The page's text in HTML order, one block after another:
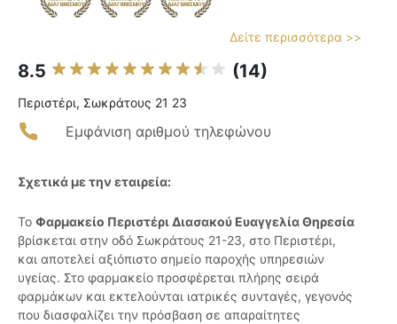
Δείτε περισσότερα >>
8.5 (14)
Περιστέρι, Σωκράτους 21 23
Εμφάνιση αριθμού τηλεφώνου
Σχετικά με την εταιρεία:
Το Φαρμακείο Περιστέρι Διασακού Ευαγγελία Θηρεσία
βρίσκεται στην οδό Σωκράτους 21-23, στο Περιστέρι,
και αποτελεί αξιόπιστο σημείο παροχής υπηρεσιών
υγείας. Στο φαρμακείο προσφέρεται πλήρης σειρά
φαρμάκων και εκτελούνται ιατρικές συνταγές, γεγονός
που διασφαλίζει την πρόσβαση σε απαραίτητες